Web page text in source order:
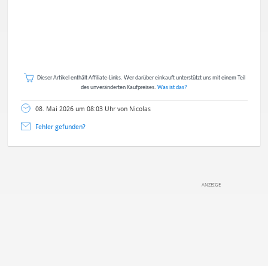
Dieser Artikel enthält Affiliate-Links. Wer darüber einkauft unterstützt uns mit einem Teil
des unveränderten Kaufpreises. Was ist das?
08. Mai 2026 um 08:03 Uhr von Nicolas
Fehler gefunden?